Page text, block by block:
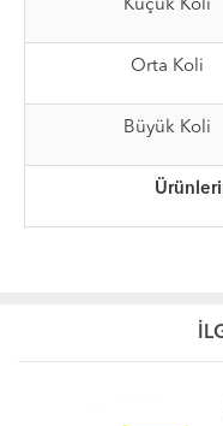
Küçük Koli
Orta Koli
Büyük Koli